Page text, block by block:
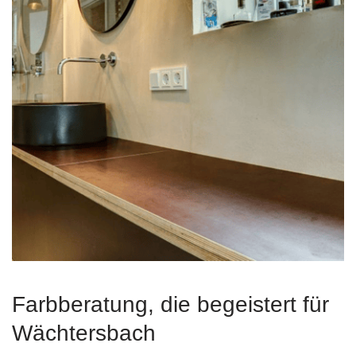
Farbberatung, die begeistert für
Wächtersbach